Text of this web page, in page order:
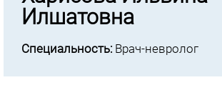
Илшатовна
Специальность: Врач-невролог